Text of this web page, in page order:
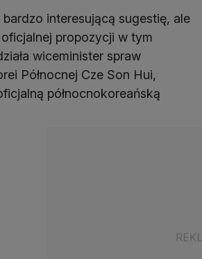
interesującą sugestię, ale
propozycji w tym
wiceminister spraw
Północnej Cze Son Hui,
północnokoreańską